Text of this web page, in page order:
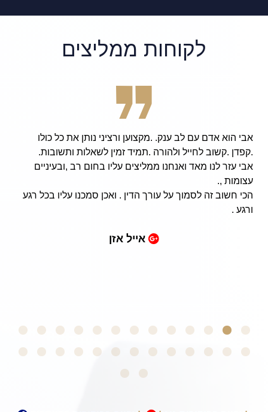
לקוחות ממליצים
נותן את כל כולו
לשאלות ותשובות.
בחום רב ,ובעיניים
סמכנו עליו בכל רגע
patient, and hard working
Avi Finarsky, I am now
beloved friends and family,
and has done an
for anyone going through a